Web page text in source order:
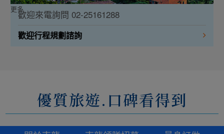
歡迎來電詢問 02-25161288
歡迎行程規劃諮詢
更多
優質旅遊.口碑看得到